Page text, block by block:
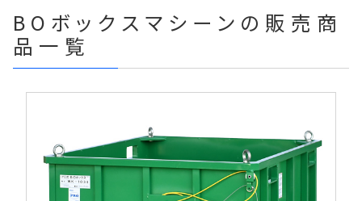
BOボックスマシーンの販売商
品一覧